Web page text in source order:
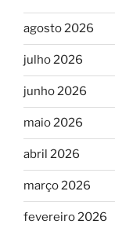
agosto 2026
julho 2026
junho 2026
maio 2026
abril 2026
março 2026
fevereiro 2026